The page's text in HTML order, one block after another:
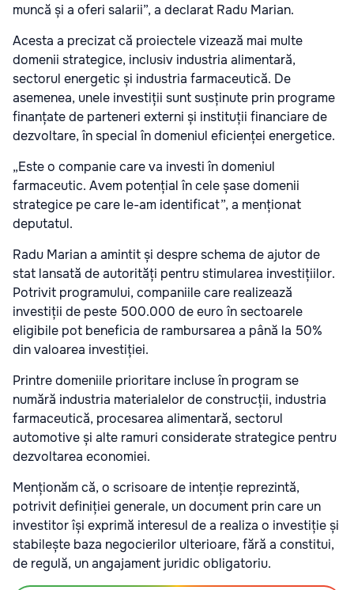
muncă și a oferi salarii”, a declarat Radu Marian.
Acesta a precizat că proiectele vizează mai multe
domenii strategice, inclusiv industria alimentară,
sectorul energetic și industria farmaceutică. De
asemenea, unele investiții sunt susținute prin programe
finanțate de parteneri externi și instituții financiare de
dezvoltare, în special în domeniul eficienței energetice.
„Este o companie care va investi în domeniul
farmaceutic. Avem potențial în cele șase domenii
strategice pe care le-am identificat”, a menționat
deputatul.
Radu Marian a amintit și despre schema de ajutor de
stat lansată de autorități pentru stimularea investițiilor.
Potrivit programului, companiile care realizează
investiții de peste 500.000 de euro în sectoarele
eligibile pot beneficia de rambursarea a până la 50%
din valoarea investiției.
Printre domeniile prioritare incluse în program se
numără industria materialelor de construcții, industria
farmaceutică, procesarea alimentară, sectorul
automotive și alte ramuri considerate strategice pentru
dezvoltarea economiei.
Menționăm că, o scrisoare de intenție reprezintă,
potrivit definiției generale, un document prin care un
investitor își exprimă interesul de a realiza o investiție și
stabilește baza negocierilor ulterioare, fără a constitui,
de regulă, un angajament juridic obligatoriu.